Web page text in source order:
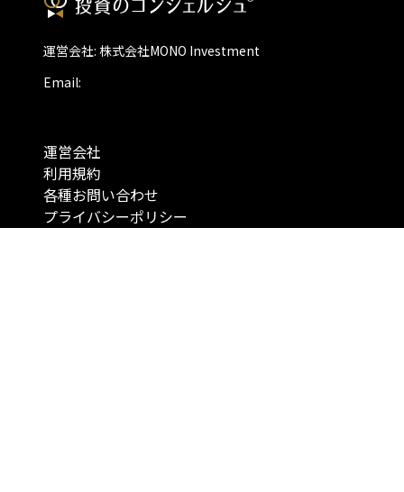
運営会社: 株式会社MONO Investment
Email:
運営会社
利用規約
各種お問い合わせ
プライバシーポリシー